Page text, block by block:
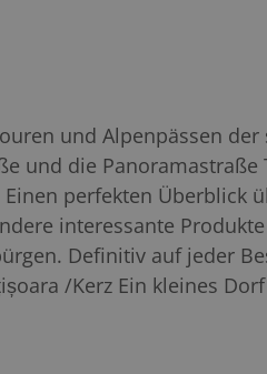
und Alpenpässen
und die
perfekten
interessante
Definitiv auf jeder
/Kerz Ein kleines